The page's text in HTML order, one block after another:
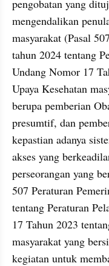
pengobatan yang
mengendalikan
masyarakat (Pasal
tahun 2024 tentang
Undang Nomor 17
Upaya Kesehatan
berupa pemberian
presumtif, dan
kepastian adanya
akses yang
perseorangan yang
507 Peraturan
tentang Peraturan
17 Tahun 2023
masyarakat yang
kegiatan untuk